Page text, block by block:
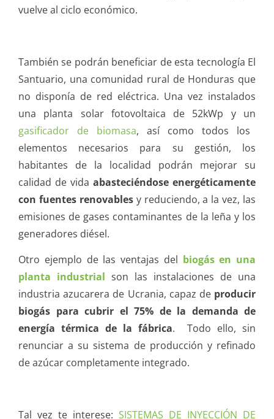
vuelve al ciclo económico.
También se podrán beneficiar de esta tecnología El
Santuario, una comunidad rural de Honduras que
no disponía de red eléctrica. Una vez instalados
una planta solar fotovoltaica de 52kWp y un
gasificador de biomasa, así como todos los
elementos necesarios para su gestión, los
habitantes de la localidad podrán mejorar su
calidad de vida abasteciéndose energéticamente
con fuentes renovablesy reduciendo, a la vez, las
emisiones de gases contaminantes de la leña y los
generadores diésel.
Otro ejemplo de las ventajas del biogás en una
planta industrial son las instalaciones de una
industria azucarera de Ucrania, capaz de producir
biogás para cubrir el 75% de la demanda de
energía térmica de la fábrica. Todo ello, sin
renunciar a su sistema de producción y refinado
de azúcar completamente integrado.
Tal vez te interese: SISTEMAS DE INYECCIÓN DE